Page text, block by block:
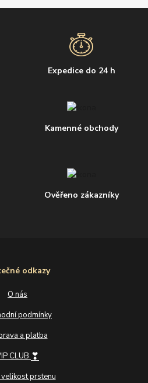
Expedice do 24 h
Kamenné obchody
Ověřeno zákazníky
odkazy
O nás
podmínky
a platba
CLUB ❣
velikost prstenu